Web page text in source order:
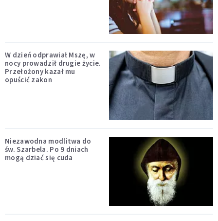
W dzień odprawiał Mszę, w
nocy prowadził drugie życie.
Przełożony kazał mu
opuścić zakon
Niezawodna modlitwa do
św. Szarbela. Po 9 dniach
mogą dziać się cuda